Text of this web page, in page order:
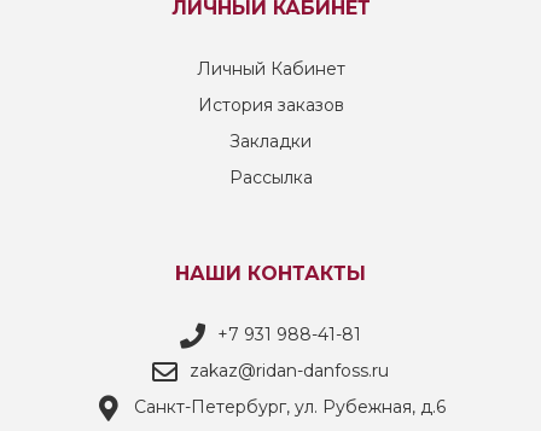
ЛИЧНЫЙ КАБИНЕТ
Личный Кабинет
История заказов
Закладки
Рассылка
НАШИ КОНТАКТЫ
+7 931 988-41-81
zakaz@ridan-danfoss.ru
Санкт-Петербург, ул. Рубежная, д.6